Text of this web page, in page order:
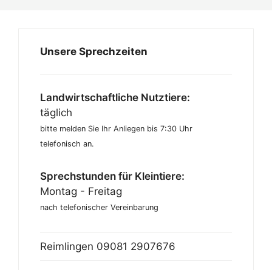
Unsere Sprechzeiten
Landwirtschaftliche Nutztiere:
täglich
bitte melden Sie Ihr Anliegen bis 7:30 Uhr
telefonisch an.
Sprechstunden für Kleintiere:
Montag - Freitag
nach telefonischer Vereinbarung
Reimlingen 09081 2907676